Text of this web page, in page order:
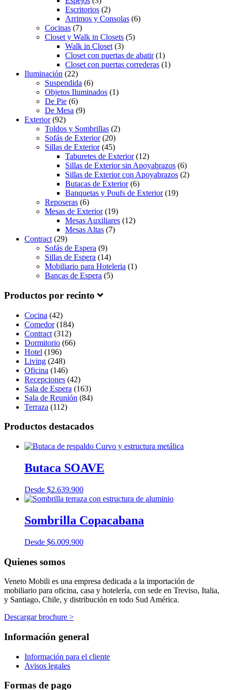
Escritorios (2)
Arrimos y Consolas (6)
Cocinas (7)
Closet y Walk in Closets (5)
Walk in Closet (3)
Closet con puertas de abatir(1)
Closet con puertas correderas (1)
Iluminación (22)
Suspendida (6)
Objetos Iluminados (1)
De Pie (6)
De Mesa (9)
Exterior(92)
Toldos y Sombrillas (2)
Sofás de Exterior(20)
Sillas de Exterior(45)
Taburetes de Exterior(12)
Sillas de Exterior sin Apoyabrazos (6)
Sillas de Exterior con Apoyabrazos (2)
Butacas de Exterior(6)
Banquetas y Poufs de Exterior(19)
Reposeras (6)
Mesas de Exterior(19)
Mesas Auxiliares (12)
Mesas Altas (7)
Contract (29)
Sofás de Espera (9)
Sillas de Espera (14)
Mobiliario para Hoteleria (1)
Bancas de Espera (5)
Productos por recinto
Cocina (42)
Comedor(184)
Contract (312)
Dormitorio (66)
Hotel (196)
Living (248)
Oficina (146)
Recepciones (42)
Sala de Espera (163)
Sala de Reunión (84)
Terraza (112)
Productos destacados
Butaca SOAVE
Desde $2.639.900
Sombrilla Copacabana
Desde $6.009.900
Quienes somos
Veneto Mobili es una empresa dedicada a la importación de
mobiliario para oficina, casa y hotelería, con sede en Treviso, Italia,
y Santiago, Chile, y distribución en todo Sud América.
Descargar brochure >
Información general
Información para el cliente
Avisos legales
Formas de pago